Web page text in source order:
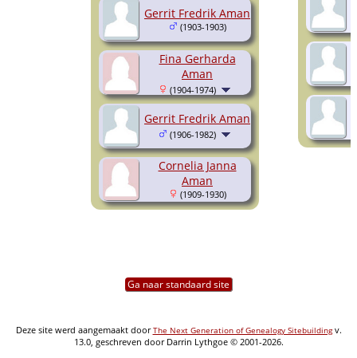
Gerrit Fredrik Aman
(1903-1903)
Fina Gerharda
Aman
(1904-1974)
Gerrit Fredrik Aman
(1906-1982)
Cornelia Janna
Aman
(1909-1930)
Ga naar standaard site
Deze site werd aangemaakt doorThe Next Generation of Genealogy Sitebuildingv.
13.0, geschreven door Darrin Lythgoe © 2001-2026.